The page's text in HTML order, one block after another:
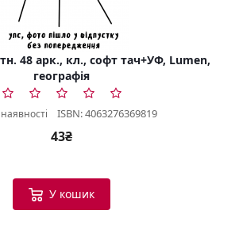
48 арк., кл., софт тач+УФ, Lumen,
географія
ISBN: 4063276369819
43₴
У кошик